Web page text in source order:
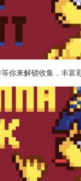
你来解锁收集，丰富